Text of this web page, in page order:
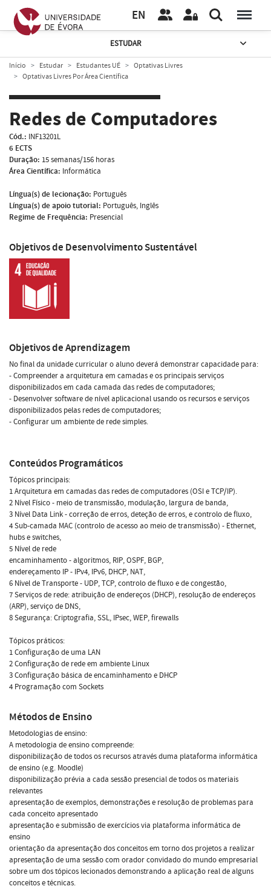
EN
ESTUDAR
Início Estudar Estudantes UÉ
Optativas Livres
Optativas Livres Por Área Científica
Redes de Computadores
Cód.: INF13201L
6 ECTS
Duração: 15 semanas/156 horas
Área Científica: Informática
Língua(s) de lecionação: Português
Língua(s) de apoio tutorial: Português, Inglês
Regime de Frequência: Presencial
Objetivos de Desenvolvimento Sustentável
Objetivos de Aprendizagem
No final da unidade curricular o aluno deverá demonstrar capacidade para:
- Compreender a arquitetura em camadas e os principais serviços
disponibilizados em cada camada das redes de computadores;
- Desenvolver software de nível aplicacional usando os recursos e serviços
disponibilizados pelas redes de computadores;
- Configurar um ambiente de rede simples.
Conteúdos Programáticos
Tópicos principais:
1 Arquitetura em camadas das redes de computadores (OSI e TCP/IP).
2 Nível Físico - meio de transmissão, modulação, largura de banda,
3 Nível Data Link - correção de erros, deteção de erros, e controlo de fluxo,
4 Sub-camada MAC (controlo de acesso ao meio de transmissão) - Ethernet,
hubs e switches,
5 Nível de rede
encaminhamento - algoritmos, RIP, OSPF, BGP,
endereçamento IP - IPv4, IPv6, DHCP, NAT,
6 Nível de Transporte - UDP, TCP, controlo de fluxo e de congestão,
7 Serviços de rede: atribuição de endereços (DHCP), resolução de endereços
(ARP), serviço de DNS,
8 Segurança: Criptografia, SSL, IPsec, WEP, firewalls
Tópicos práticos:
1 Configuração de uma LAN
2 Configuração de rede em ambiente Linux
3 Configuração básica de encaminhamento e DHCP
4 Programação com Sockets
Métodos de Ensino
Metodologias de ensino:
A metodologia de ensino compreende:
disponibilização de todos os recursos através duma plataforma informática
de ensino (e.g. Moodle)
disponibilização prévia a cada sessão presencial de todos os materiais
relevantes
apresentação de exemplos, demonstrações e resolução de problemas para
cada conceito apresentado
apresentação e submissão de exercícios via plataforma informática de
ensino
orientação da apresentação dos conceitos em torno dos projetos a realizar
apresentação de uma sessão com orador convidado do mundo empresarial
sobre um dos tópicos lecionados demonstrando a aplicação real de alguns
conceitos e técnicas.